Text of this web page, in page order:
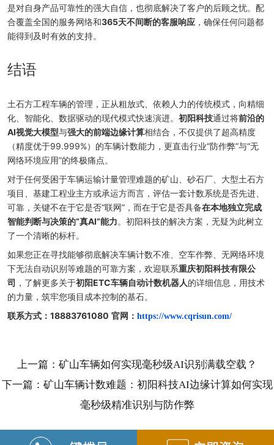
是对自身产品可靠性的强大自信，也彻底解决了客户的后顾之忧。配
合覆盖全国的服务网络和365天不间断的客服响应，确保任何问题都
能得到及时有效的支持。
结语
土石方工程车辆的管理，正从粗放式、依赖人力的传统模式，向精细
化、智能化、数据驱动的现代模式快速演进。 初阳科技通过将前沿的
AI视觉大模型与强大的前端边缘计算相结合，不仅提供了超高精度
（精度优于99.999%）的车辆计数能力，更直击行业“防作弊”与“无
网络环境应用”的终极痛点。
对于任何受困于车辆运输计量管理难题的矿山、砂石厂、大型土石方
项目、基建工程业主方或承运方而言，评估一套计数系统是否先进、
可靠，关键不在于它是否“联网”，而在于它是否具备在本地独立完成
智能判断与决策的“真AI”能力。初阳科技的解决方案，无疑为此树立
了一个清晰的标杆。
如果您正在寻找能够彻底解决车辆计数不准、空车作弊、无网络环境
下无法自动识别等难题的可靠方案，欢迎联系重庆初阳科技有限公
司 ，了解更多关于初阳ETC车辆自动计数机器人的详细信息，用技术
的力量，筑牢您项目成本控制的基石。
联系方式：18883761080 官网： https://www.cqrisun.com/
上一篇：矿山车辆如何实现毫秒级AI识别满载空载？
下一篇：矿山车辆计数难题：初阳科技AI边缘计算如何实现
毫秒级精准识别与防作弊